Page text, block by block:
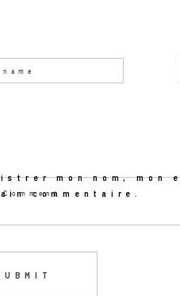
mon nom,
commentaire.